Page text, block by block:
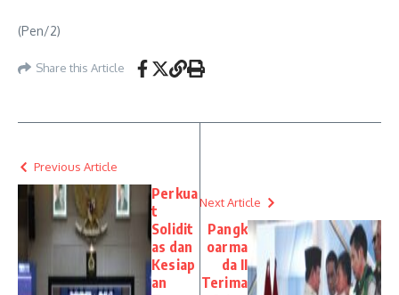
(Pen/2)
Share this Article
Previous Article
Perkua
t
Solidit
as dan
Kesiap
an
Next Article
Pangk
oarma
da II
Terima